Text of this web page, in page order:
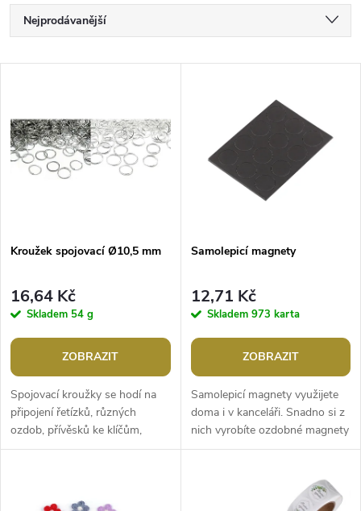
Ř
a
e
p
r
o
d
u
Nejprodávanější
Abecedně
ý
p
s
p
r
o
d
u
Kroužek spojovací Ø10,5 mm
16,64 Kč
Skladem 54 g
ZOBRAZIT
Spojovací kroužky se hodí na
připojení řetízků, různých
ozdob, přívěsků ke klíčům,
kovovým záložkám apod. S
Samolepicí magnety
12,71 Kč
Skladem 973 karta
ZOBRAZIT
Samolepicí magnety využijete
doma i v kanceláři. Snadno si z
nich vyrobíte ozdobné magnety
na nástěnku či lednici. Horní